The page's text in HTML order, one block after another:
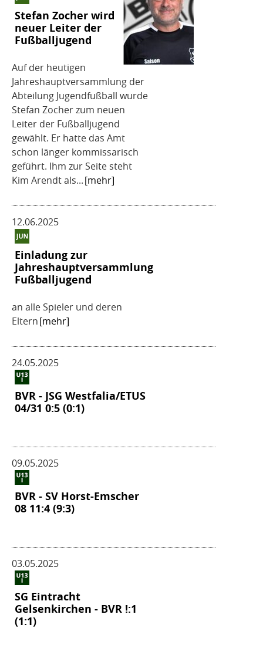
Stefan Zocher wird
neuer Leiter der
Fußballjugend
Auf der heutigen
Jahreshauptversammlung der
Abteilung Jugendfußball wurde
Stefan Zocher zum neuen
Leiter der Fußballjugend
gewählt. Er hatte das Amt
schon länger kommissarisch
geführt. Ihm zur Seite steht
Kim Arendt als...[mehr]
12.06.2025
Einladung zur
Jahreshauptversammlung
Fußballjugend
an alle Spieler und deren
Eltern[mehr]
24.05.2025
BVR - JSG Westfalia/ETUS
04/31 0:5 (0:1)
09.05.2025
BVR - SV Horst-Emscher
08 11:4 (9:3)
03.05.2025
SG Eintracht
Gelsenkirchen - BVR !:1
(1:1)